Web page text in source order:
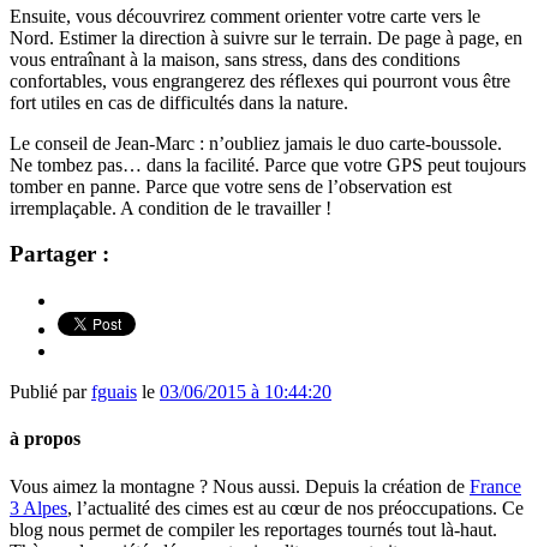
Ensuite, vous découvrirez comment orienter votre carte vers le
Nord. Estimer la direction à suivre sur le terrain. De page à page, en
vous entraînant à la maison, sans stress, dans des conditions
confortables, vous engrangerez des réflexes qui pourront vous être
fort utiles en cas de difficultés dans la nature.
Le conseil de Jean-Marc : n’oubliez jamais le duo carte-boussole.
Ne tombez pas… dans la facilité. Parce que votre GPS peut toujours
tomber en panne. Parce que votre sens de l’observation est
irremplaçable. A condition de le travailler !
Partager :
Publié parfguais le 03/06/2015 à 10:44:20
à propos
Vous aimez la montagne ? Nous aussi. Depuis la création de France
3 Alpes, l’actualité des cimes est au cœur de nos préoccupations. Ce
blog nous permet de compiler les reportages tournés tout là-haut.